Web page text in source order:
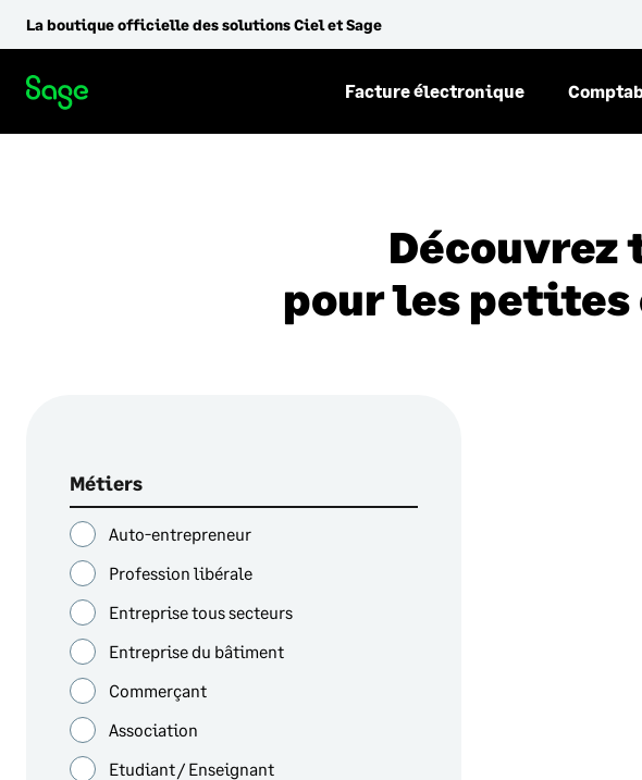
La boutique officielle des solutions Ciel et Sage
Facture électronique
Découvrez
pour les petites
Métiers
Auto-entrepreneur
Profession libérale
Entreprise tous secteurs
Entreprise du bâtiment
Commerçant
Association
Etudiant / Enseignant